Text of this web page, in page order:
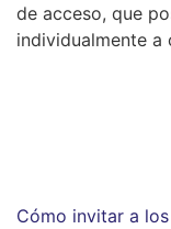
de acceso, que
individualmente a
Cómo invitar a